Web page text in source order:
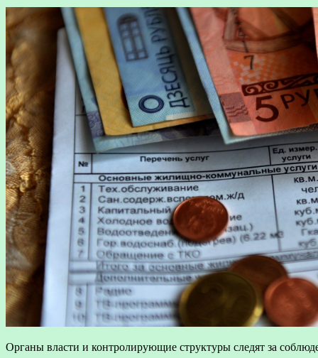
Органы власти и контролирующие структуры следят за